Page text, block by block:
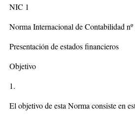
NIC 1
Norma Internacional de Contabilidad
Presentación de estados financieros
Objetivo
1.
El objetivo de esta Norma consiste en